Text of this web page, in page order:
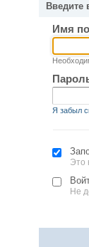
Введите
Имя
Я забыл
Это
Не